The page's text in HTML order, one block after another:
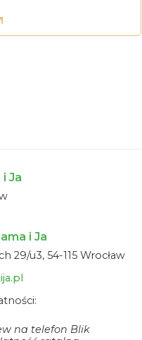
Ja
i Ja
29/u3, 54-115 Wrocław
na telefon Blik